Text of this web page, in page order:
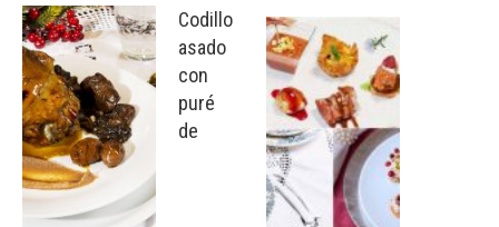
Codillo
asado
con
puré
de